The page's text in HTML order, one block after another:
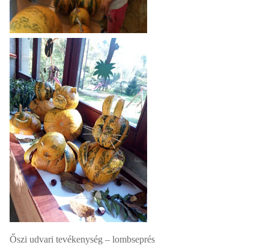
Őszi udvari tevékenység – lombseprés